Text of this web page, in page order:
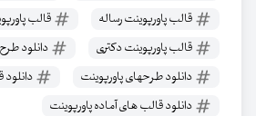
قالب پاورپوینت رساله
قالب
قالب پاورپوینت دکتری
دانلود
دانلود طرحهای پاورپوینت
دانلود قالب های آماده پاورپوینت